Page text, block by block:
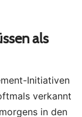
als
Initiativen
verkannt
in den